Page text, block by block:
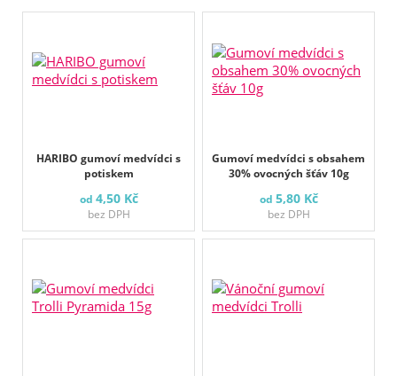
HARIBO gumoví medvídci s
potiskem
od 4,50 Kč
bez DPH
Gumoví medvídci s obsahem
30% ovocných šťáv 10g
od 5,80 Kč
bez DPH